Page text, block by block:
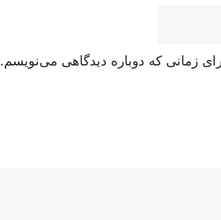
زمانی که دوباره دیدگاهی می‌نویسم.